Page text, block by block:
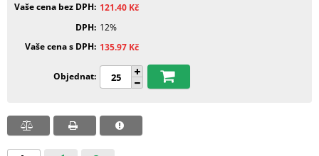
Vaše cena bez DPH 121.40 Kč
DPH 12%
Vaše cena s DPH 135.97 Kč
Objednat